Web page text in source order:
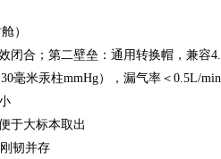
）
闭合；第二壁垒：通用转换帽，兼容
毫米汞柱mmHg），漏气率＜0.5L/
于大标本取出
韧并存